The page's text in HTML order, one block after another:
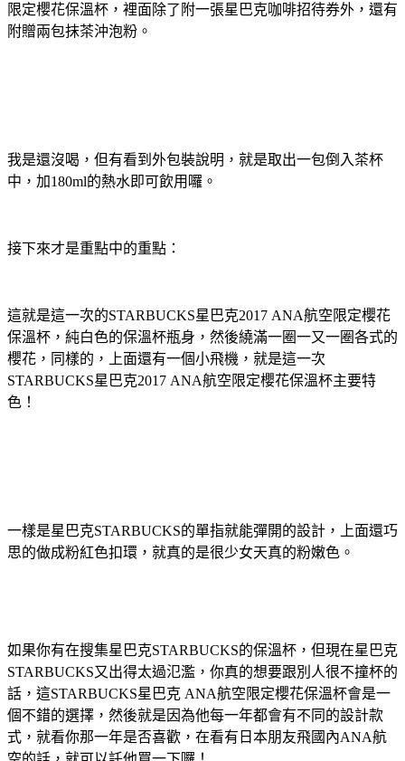
限定櫻花保溫杯，裡面除了附一張星巴克咖啡招待券外，還有
附贈兩包抹茶沖泡粉。
我是還沒喝，但有看到外包裝說明，就是取出一包倒入茶杯
中，加180ml的熱水即可飲用囉。
接下來才是重點中的重點：
這就是這一次的STARBUCKS星巴克2017 ANA航空限定櫻花
保溫杯，純白色的保溫杯瓶身，然後繞滿一圈一又一圈各式的
櫻花，同樣的，上面還有一個小飛機，就是這一次
STARBUCKS星巴克2017 ANA航空限定櫻花保溫杯主要特
色！
一樣是星巴克STARBUCKS的單指就能彈開的設計，上面還巧
思的做成粉紅色扣環，就真的是很少女天真的粉嫩色。
如果你有在搜集星巴克STARBUCKS的保溫杯，但現在星巴克
STARBUCKS又出得太過氾濫，你真的想要跟別人很不撞杯的
話，這STARBUCKS星巴克 ANA航空限定櫻花保溫杯會是一
個不錯的選擇，然後就是因為他每一年都會有不同的設計款
式，就看你那一年是否喜歡，在看有日本朋友飛國內ANA航